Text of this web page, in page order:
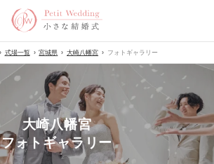
式場一覧 宮城県 大崎八幡宮 フォトギャラリー
大崎八幡宮
フォトギャラリー